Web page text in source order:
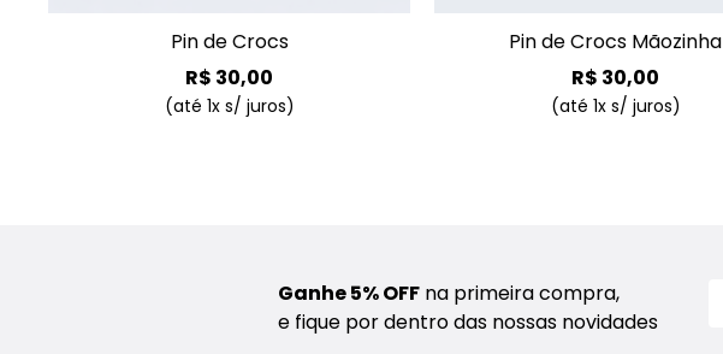
Pin de Crocs
R$ 30,00
(até 1x s/ juros)
Pin de Crocs Mãozinha
R$ 30,00
(até 1x s/ juros)
Ganhe 5% OFFna primeira compra,
e fique por dentro das nossas novidades